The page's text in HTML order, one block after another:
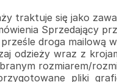
traktuje się jako
Sprzedający
prześle droga mailową
odzieży wraz z
rozmiarem/
pliki